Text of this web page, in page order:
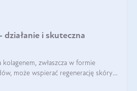
działanie i skuteczna
kolagenem, zwłaszcza w formie
może wspierać regenerację skóry i